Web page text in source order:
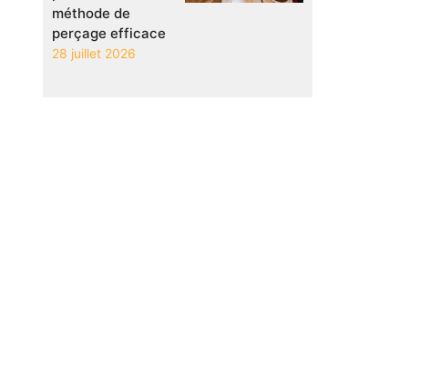
méthode de
perçage efficace
28 juillet 2026